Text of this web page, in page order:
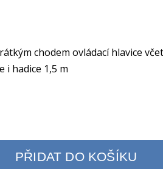
chodem ovládací hlavice
i hadice 1,5 m
PŘIDAT DO KOŠÍKU